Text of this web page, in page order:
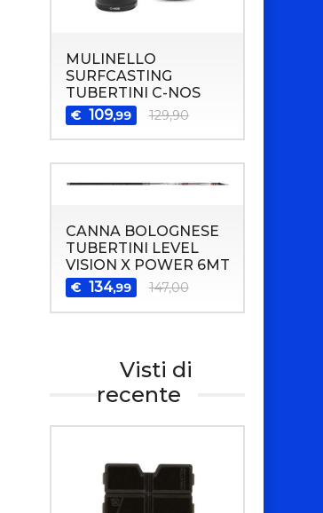
MULINELLO
SURFCASTING
TUBERTINI C-NOS
€ 109,99 129,90
CANNA BOLOGNESE
TUBERTINI LEVEL
VISION X POWER 6MT
€ 134,99 147,00
Visti di
recente